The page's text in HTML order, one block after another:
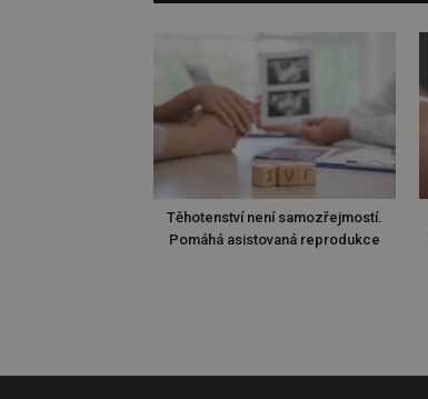
Těhotenství není samozřejmostí.
Pomáhá asistovaná reprodukce